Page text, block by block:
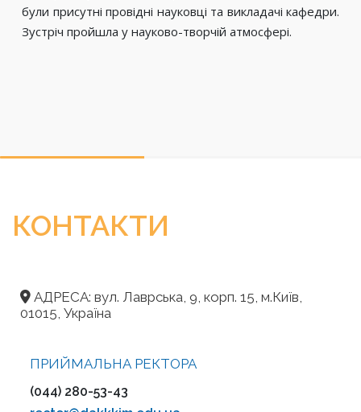
були присутні провідні науковці та викладачі кафедри.
Зустріч пройшла у науково-творчій атмосфері.
КОНТАКТИ
АДРЕСА: вул. Лаврська, 9, корп. 15, м.Київ,
01015, Україна
ПРИЙМАЛЬНА РЕКТОРА
(044) 280-53-43